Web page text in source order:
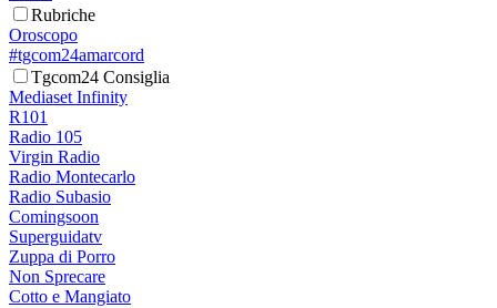
Rubriche
Oroscopo
#tgcom24amarcord
Tgcom24 Consiglia
Mediaset Infinity
R101
Radio 105
Virgin Radio
Radio Montecarlo
Radio Subasio
Comingsoon
Superguidatv
Zuppa di Porro
Non Sprecare
Cotto e Mangiato